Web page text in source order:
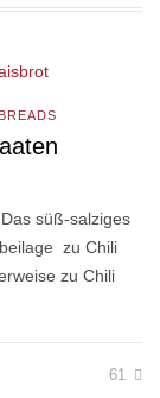
süß-salziges
zu Chili
zu Chili
61